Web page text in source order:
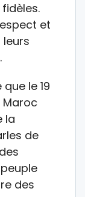
et
le 19
Maroc
la
de
des